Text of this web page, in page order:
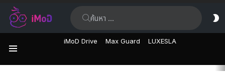
iMoD Drive Max Guard LUXESLA